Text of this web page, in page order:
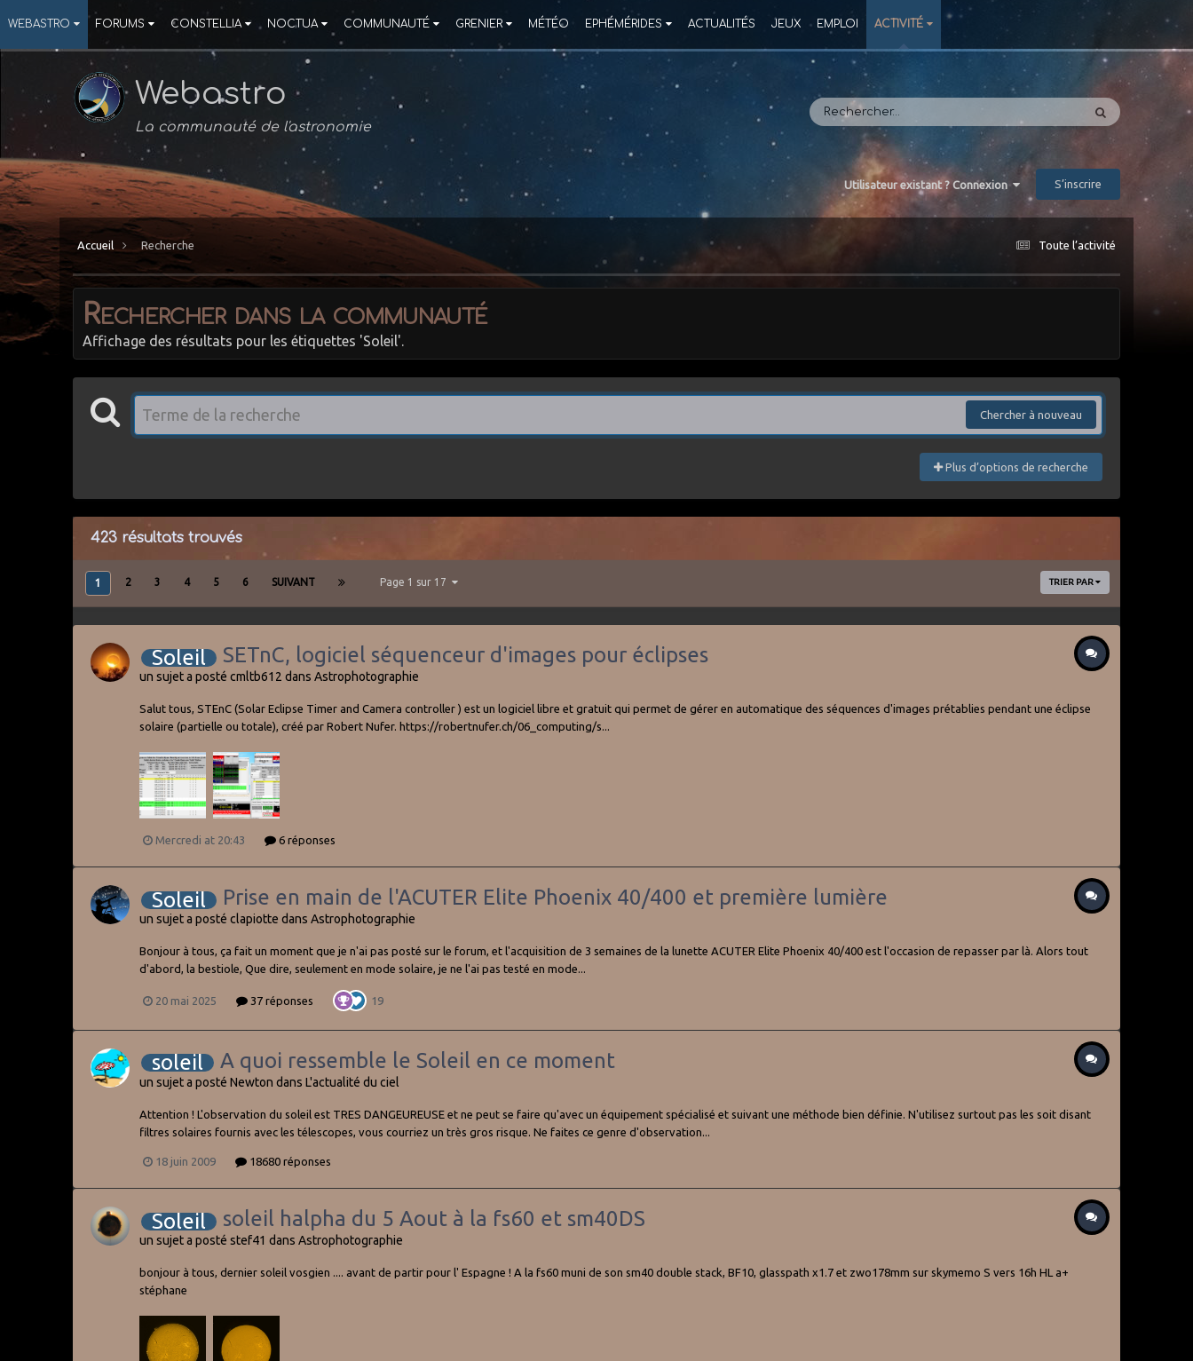
WEBASTRO FORUMS CONSTELLIA NOCTUA COMMUNAUTÉ GRENIER MÉTÉO EPHÉMÉRIDES ACTUALITÉS JEUX EMPLOI ACTIVITÉ
Webastro
La communauté de l'astronomie
Utilisateur existant ? Connexion S’inscrire
Toute l’activité
Accueil Recherche
Rechercher dans la communauté
Affichage des résultats pour les étiquettes 'Soleil'.
Chercher à nouveau
Plus d’options de recherche
423 résultats trouvés
1 2 3 4 5 6 SUIVANT Page 1 sur 17 TRIER PAR
Soleil SETnC, logiciel séquenceur d'images pour éclipses
un sujet a postécmltb612 dansAstrophotographie
Salut tous, STEnC (Solar Eclipse Timer and Camera controller ) est un logiciel libre et gratuit qui permet de gérer en automatique des séquences d'images prétablies pendant une éclipse
solaire (partielle ou totale), créé par Robert Nufer. https://robertnufer.ch/06_computing/s...
Mercredi at 20:43 6 réponses
Soleil Prise en main de l'ACUTER Elite Phoenix 40/400 et première lumière
un sujet a postéclapiotte dansAstrophotographie
Bonjour à tous, ça fait un moment que je n'ai pas posté sur le forum, et l'acquisition de 3 semaines de la lunette ACUTER Elite Phoenix 40/400 est l'occasion de repasser par là. Alors tout
d'abord, la bestiole, Que dire, seulement en mode solaire, je ne l'ai pas testé en mode...
20 mai 2025 37 réponses 19
soleil A quoi ressemble le Soleil en ce moment
un sujet a postéNewton dansL'actualité du ciel
Attention ! L'observation du soleil est TRES DANGEUREUSE et ne peut se faire qu'avec un équipement spécialisé et suivant une méthode bien définie. N'utilisez surtout pas les soit disant
filtres solaires fournis avec les télescopes, vous courriez un très gros risque. Ne faites ce genre d'observation...
18 juin 2009 18680 réponses
Soleil soleil halpha du 5 Aout à la fs60 et sm40DS
un sujet a postéstef41 dansAstrophotographie
bonjour à tous, dernier soleil vosgien .... avant de partir pour l' Espagne ! A la fs60 muni de son sm40 double stack, BF10, glasspath x1.7 et zwo178mm sur skymemo S vers 16h HL a+
stéphane